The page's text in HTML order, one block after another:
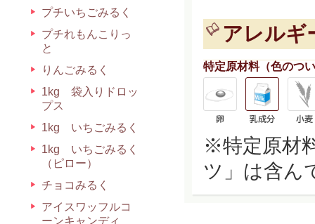
プチいちごみるく
プチれもんこりっ
と
りんごみるく
1kg 袋入りドロッ
プス
1kg いちごみるく
1kg いちごみるく
（ピロー）
チョコみるく
アイスワッフルコ
ーンキャンディ
アレルギ
特定原材料（色のつ
※特定原材
ツ」は含ん